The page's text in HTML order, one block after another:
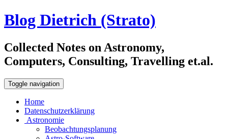
Blog Dietrich (Strato)
Collected Notes on Astronomy,
Computers, Consulting, Travelling et.al.
Toggle navigation
Home
Datenschutzerklärung
Astronomie
Beobachtungsplanung